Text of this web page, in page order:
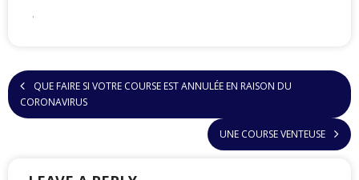
.
QUE FAIRE SI VOTRE COURSE EST ANNULÉE EN RAISON DU
CORONAVIRUS
UNE COURSE VENTEUSE